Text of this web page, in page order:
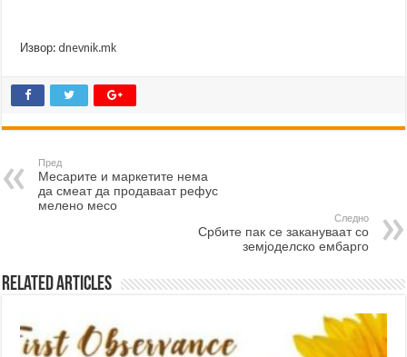
Извор:dnevnik.mk
Пред
Месарите и маркетите нема
да смеат да продаваат рефус
мелено месо
Следно
Србите пак се закануваат со
земјоделско ембарго
Related Articles